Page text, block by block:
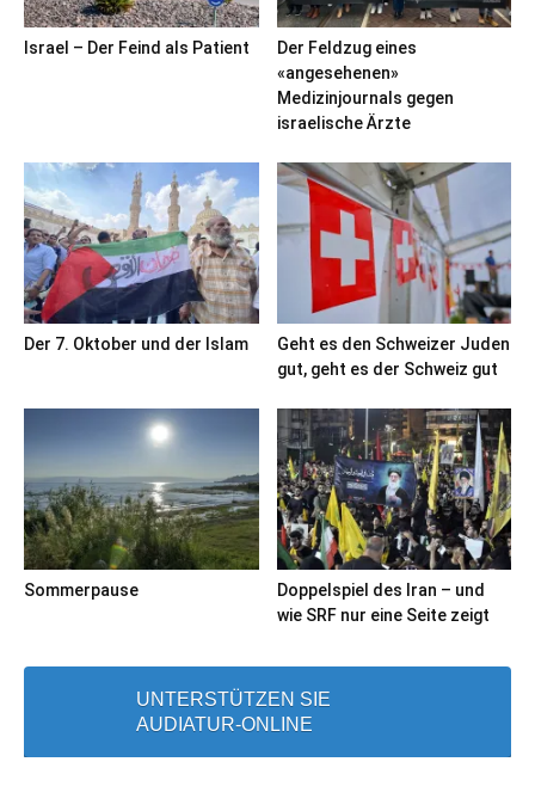
Israel – Der Feind als Patient
Der Feldzug eines
«angesehenen»
Medizinjournals gegen
israelische Ärzte
Der 7. Oktober und der Islam
Geht es den Schweizer Juden
gut, geht es der Schweiz gut
Sommerpause
Doppelspiel des Iran – und
wie SRF nur eine Seite zeigt
UNTERSTÜTZEN SIE
AUDIATUR-ONLINE